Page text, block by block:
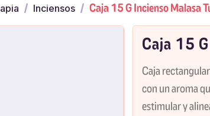
Inciensos Caja 15 G Incienso Malasa
Caja 15
Caja
con un aroma
estimular y